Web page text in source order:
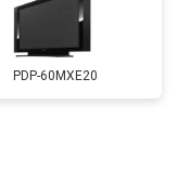
PDP-60MXE20